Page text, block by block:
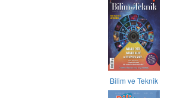
Bilim ve Teknik